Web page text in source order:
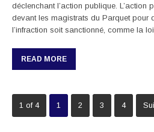
déclenchant l’action publique. L’action
devant les magistrats du Parquet pour
l’infraction soit sanctionné, comme la
READ MORE
1 of 4 1 2 3 4